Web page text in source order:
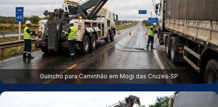
Guincho para Caminhão em Mogi das Cruzes‑SP